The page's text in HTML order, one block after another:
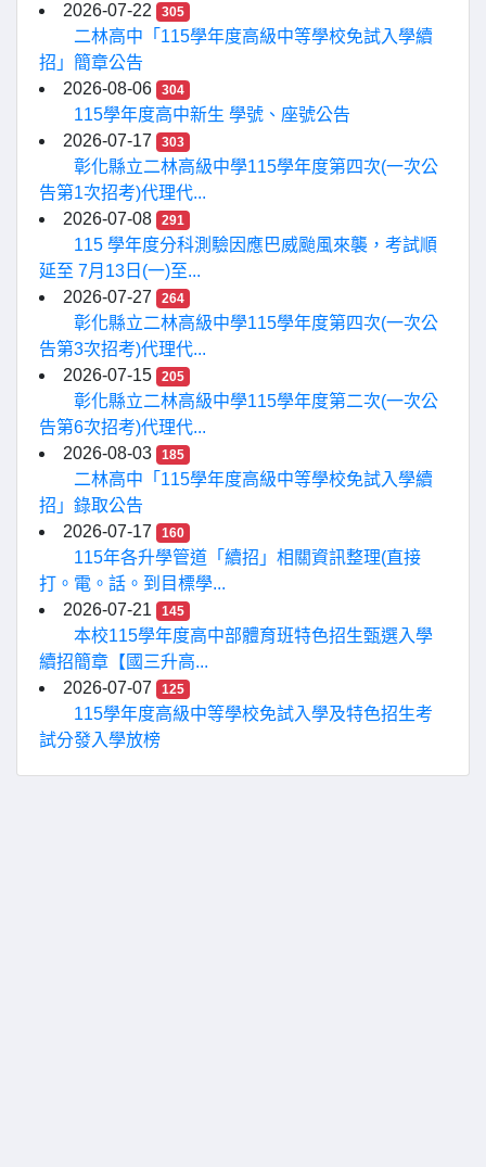
2026-07-22
305
二林高中「115學年度高級中等學校免試入學續
招」簡章公告
2026-08-06
304
115學年度高中新生 學號、座號公告
2026-07-17
303
彰化縣立二林高級中學115學年度第四次(一次公
告第1次招考)代理代...
2026-07-08
291
115 學年度分科測驗因應巴威颱風來襲，考試順
延至 7月13日(一)至...
2026-07-27
264
彰化縣立二林高級中學115學年度第四次(一次公
告第3次招考)代理代...
2026-07-15
205
彰化縣立二林高級中學115學年度第二次(一次公
告第6次招考)代理代...
2026-08-03
185
二林高中「115學年度高級中等學校免試入學續
招」錄取公告
2026-07-17
160
115年各升學管道「續招」相關資訊整理(直接
打。電。話。到目標學...
2026-07-21
145
本校115學年度高中部體育班特色招生甄選入學
續招簡章【國三升高...
2026-07-07
125
115學年度高級中等學校免試入學及特色招生考
試分發入學放榜